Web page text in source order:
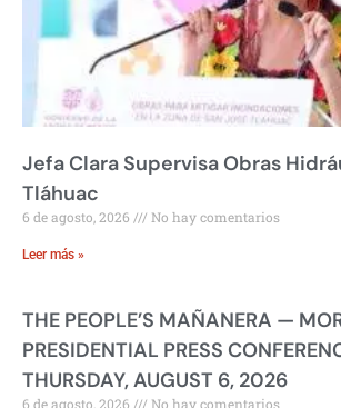
Jefa Clara Supervisa Obras
Tláhuac
6 de agosto, 2026 No hay comentarios
Leer más »
THE PEOPLE’S MAÑANERA —
PRESIDENTIAL PRESS
THURSDAY, AUGUST 6, 2026
6 de agosto, 2026 No hay comentarios